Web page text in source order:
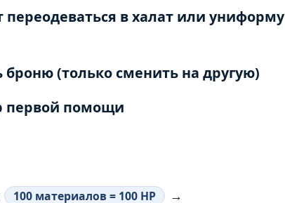
в халат или униформу
(только сменить на другую)
первой помощи
100 материалов = 100 HP →